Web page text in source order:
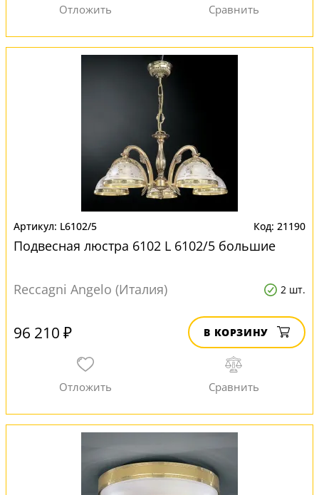
L6102/5 21190
Подвесная люстра 6102 L 6102/5 большие
Reccagni Angelo (Италия) 2 шт.
96 210 ₽ В КОРЗИНУ